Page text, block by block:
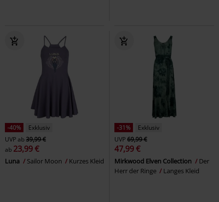
-40%
Exklusiv
UVPab39,99 €
ab 23,99 €
Luna Sailor Moon Kurzes Kleid
-31%
Exklusiv
UVP69,99 €
47,99 €
Mirkwood Elven Collection
Der
Herr der Ringe
Langes Kleid